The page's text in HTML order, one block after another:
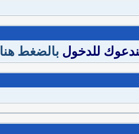
للدخول بالضغط هنا